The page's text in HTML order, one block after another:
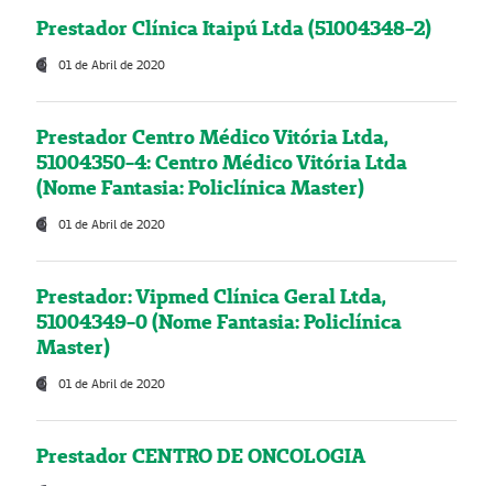
Prestador Clínica Itaipú Ltda (51004348-2)
01 de Abril de 2020
Prestador Centro Médico Vitória Ltda,
51004350-4: Centro Médico Vitória Ltda
(Nome Fantasia: Policlínica Master)
01 de Abril de 2020
Prestador: Vipmed Clínica Geral Ltda,
51004349-0 (Nome Fantasia: Policlínica
Master)
01 de Abril de 2020
Prestador CENTRO DE ONCOLOGIA